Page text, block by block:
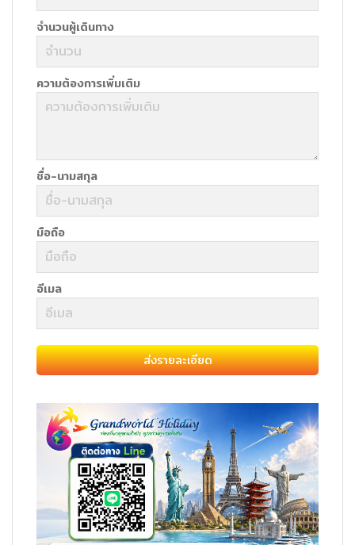
จำนวนผู้เดินทาง
ความต้องการเพิ่มเติม
ชื่อ-นามสกุล
มือถือ
อีเมล
ส่งรายละเอียด